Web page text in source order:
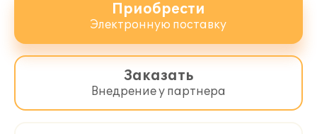
Приобрести
Электронную поставку
Заказать
Внедрение у партнера